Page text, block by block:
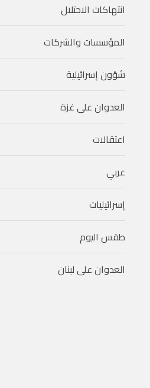
انتهاكات الاحتلال
المؤسسات والشركات
شؤون إسرائيلية
العدوان على غزة
اعتقالات
عربي
إسرائيليات
طقس اليوم
العدوان على لبنان